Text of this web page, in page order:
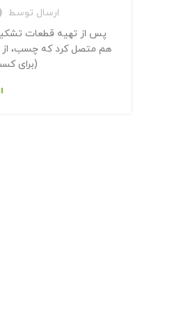
ارسال توسط
پس از تهیه قطعات
هم متصل کرد که چسب، از
(برای